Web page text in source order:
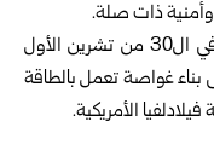
ذات صلة.
وكان الرئيس الأمريكي دونالد ترامب أعلن في ال30 من تشرين الأول
بناء غواصة تعمل بالطاقة
الأمريكية.